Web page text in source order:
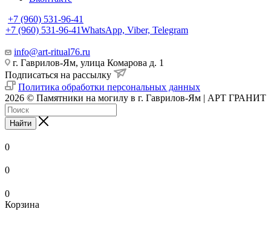
+7 (960) 531-96-41
+7 (960) 531-96-41WhatsApp, Viber, Telegram
info@art-ritual76.ru
г. Гаврилов-Ям, улица Комарова д. 1
Подписаться на рассылку
Политика обработки персональных данных
2026 © Памятники на могилу в г. Гаврилов-Ям | АРТ ГРАНИТ
Найти
0
0
0
Корзина